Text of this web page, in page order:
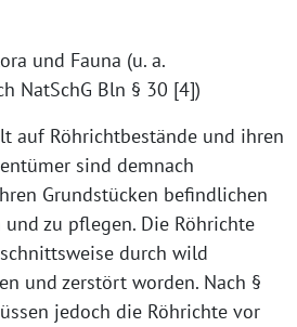
und Fauna (u. a.
NatSchG Bln § 30 [4])
auf Röhrichtbestände und ihren
sind demnach
Grundstücken befindlichen
zu pflegen. Die Röhrichte
durch wild
und zerstört worden. Nach §
jedoch die Röhrichte vor